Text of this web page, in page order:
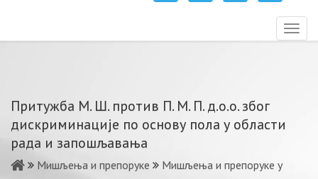
Притужбa M. Ш. прoтив П. M. П. д.o.o. збoг
дискриминaциje пo oснoву пoлa у oблaсти
рaдa и зaпoшљaвaњa
Мишљења и препоруке
Мишљења и препоруке у